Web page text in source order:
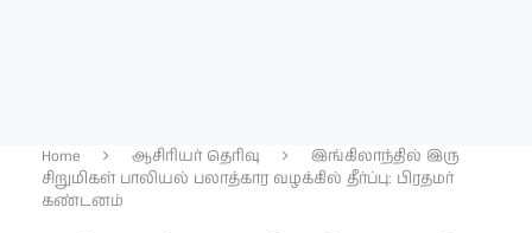
Home ஆசிரியர் தெரிவு
இங்கிலாந்தில் இரு
சிறுமிகள் பாலியல் பலாத்கார வழக்கில் தீர்ப்பு: பிரதமர்
கண்டனம்